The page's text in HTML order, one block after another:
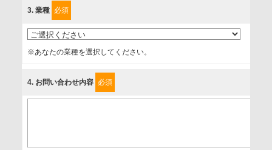
上げます。
事業者名
個人情報保護責任者
3. 業種 必須
※あなたの業種を選択してください。
4. お問い合わせ内容 必須